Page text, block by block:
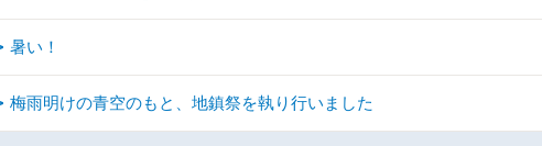
暑い！
梅雨明けの青空のもと、地鎮祭を執り行いました